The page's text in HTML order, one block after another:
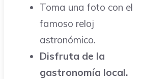
Toma una foto con el
famoso reloj
astronómico.
Disfruta de la
gastronomía local.